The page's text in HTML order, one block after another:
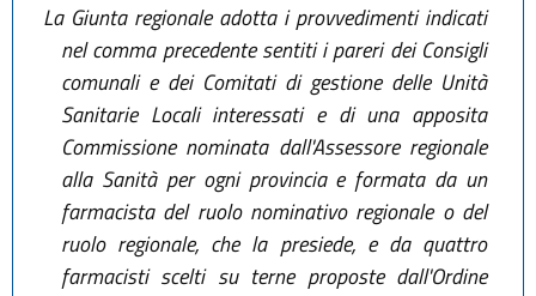
La Giunta regionale adotta i provvedimenti indicati
nel comma precedente sentiti i pareri dei Consigli
comunali e dei Comitati di gestione delle Unità
Sanitarie Locali interessati e di una apposita
Commissione nominata dall'Assessore regionale
alla Sanità per ogni provincia e formata da un
farmacista del ruolo nominativo regionale o del
ruolo regionale, che la presiede, e da quattro
farmacisti scelti su terne proposte dall'Ordine